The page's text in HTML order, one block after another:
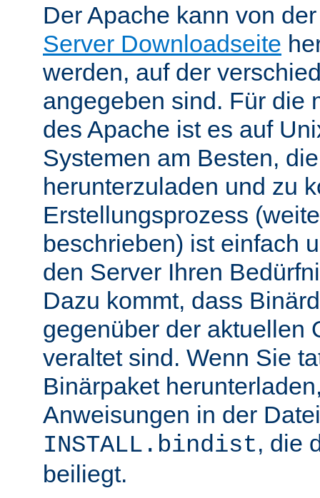
Der Apache kann von
Server Downloadseite
werden, auf der
angegeben sind. Für die
des Apache ist es auf
Systemen am Besten,
herunterzuladen und zu
Erstellungsprozess
beschrieben) ist einfach
den Server Ihren
Dazu kommt, dass
gegenüber der aktuellen
veraltet sind. Wenn Sie
Binärpaket
Anweisungen in der Datei
INSTALL.bindist, die
beiliegt.